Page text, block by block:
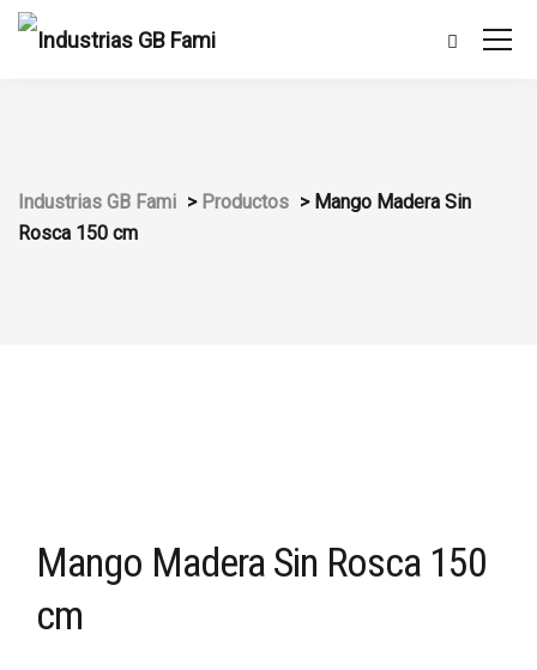
Industrias GB Fami > Productos > Mango Madera Sin
Rosca 150 cm
Mango Madera Sin Rosca 150
cm